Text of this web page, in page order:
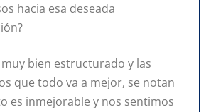
hacia esa deseada
muy bien estructurado y las
que todo va a mejor, se notan
es inmejorable y nos sentimos